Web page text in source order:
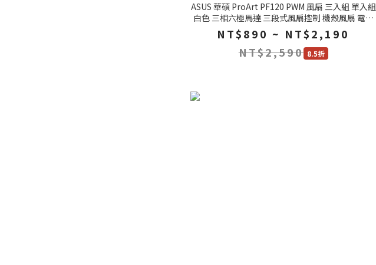
ASUS 華碩 ProArt PF120 PWM 風扇 三入組 單入組
白色 三相六極馬達 三段式風扇控制 機殼風扇 電腦
風扇
NT$890 ~ NT$2,190
NT$2,590 8.5折